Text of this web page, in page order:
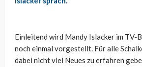
Einleitend wird Mandy Islacker im TV-
noch einmal vorgestellt. Für alle
dabei nicht viel Neues zu erfahren